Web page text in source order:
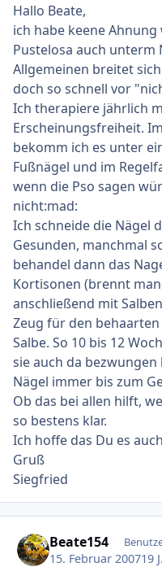
Hallo Beate,
ich habe keene
Pustelosa auch unterm
Allgemeinen breitet
doch so schnell vor
Ich therapiere jährlich
Erscheinungsfreiheit.
bekomm ich es unter
Fußnägel und im
wenn die Pso sagen
nicht:mad:
Ich schneide die Nägel
Gesunden, manchmal
behandel dann das
Kortisonen (brennt
anschließend mit
Zeug für den
Salbe. So 10 bis 12
sie auch da
Nägel immer bis zum
Ob das bei allen hilft,
so bestens klar.
Ich hoffe das Du es
Gruß
Siegfried
Beate154
15. Februar 200719 J.